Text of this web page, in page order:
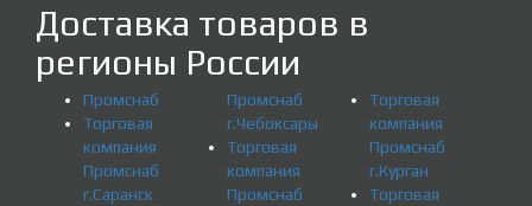
Доставка товаров в
регионы России
Промснаб
Торговая
компания
Промснаб
г.Саранск
Промснаб
г.Чебоксары
Торговая
компания
Промснаб
Торговая
компания
Промснаб
г.Курган
Торговая